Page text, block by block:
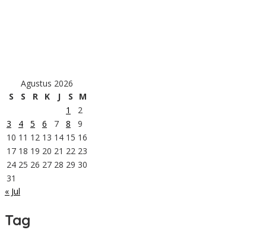
Agustus 2026
S
S R K J S
M
1
2
3
4 5 6 7 8
9
10 11 12 13 14 15 16
17 18 19 20 21 22 23
24 25 26 27 28 29 30
31
« Jul
Tag